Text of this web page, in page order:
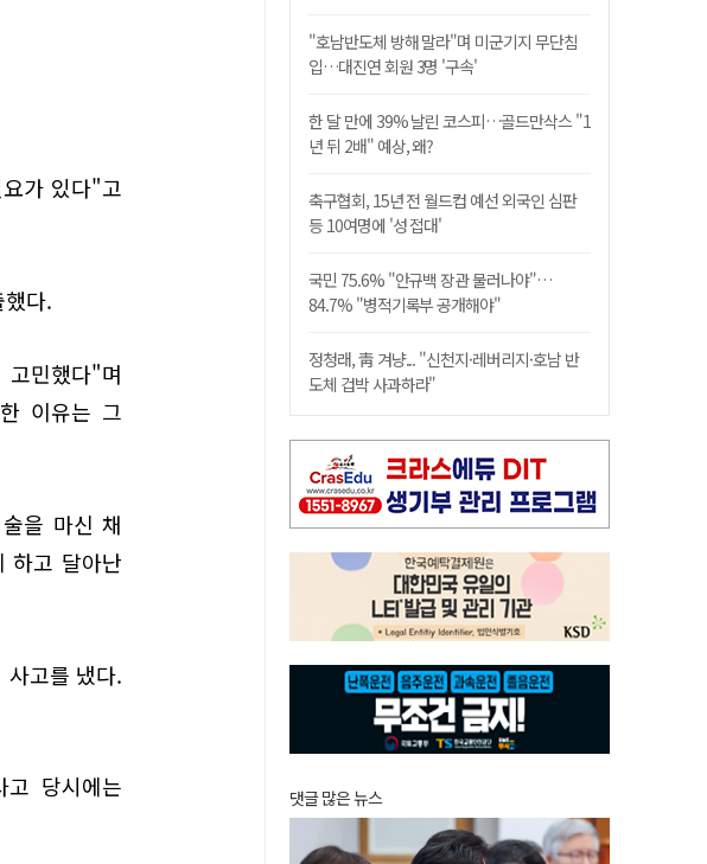
가 있다"고
다.
민했다"며
이유는 그
을 마신 채
하고 달아난
사고를 냈다.
당시에는
"호남반도체 방해 말라"며 미군기지 무단침
입…대진연 회원 3명 '구속'
한 달 만에 39% 날린 코스피…골드만삭스 "1
년 뒤 2배" 예상, 왜?
축구협회, 15년 전 월드컵 예선 외국인 심판
등 10여명에 '성 접대'
국민 75.6% "안규백 장관 물러나야"…
84.7% "병적기록부 공개해야"
정청래, 靑 겨냥... "신천지·레버리지·호남 반
도체 겁박 사과하라"
댓글 많은 뉴스